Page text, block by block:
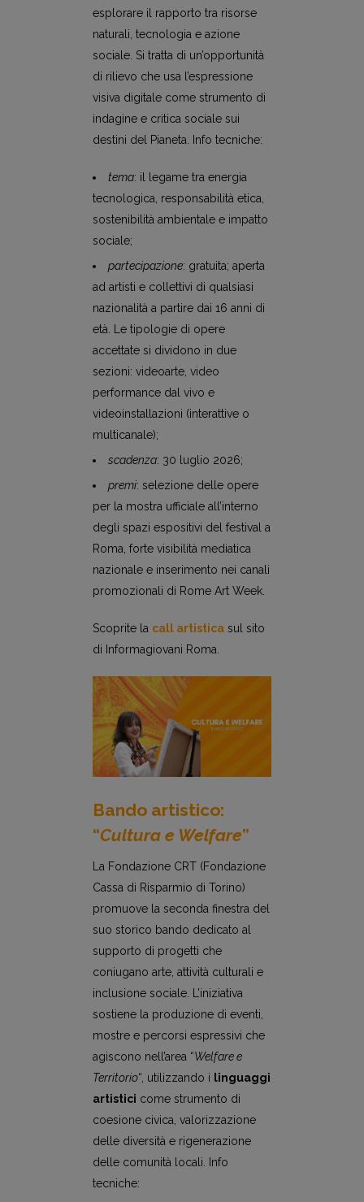
esplorare il rapporto tra risorse
naturali, tecnologia e azione
sociale. Si tratta di un’opportunità
di rilievo che usa l’espressione
visiva digitale come strumento di
indagine e critica sociale sui
destini del Pianeta. Info tecniche:
tema: il legame tra energia
tecnologica, responsabilità etica,
sostenibilità ambientale e impatto
sociale;
partecipazione: gratuita; aperta
ad artisti e collettivi di qualsiasi
nazionalità a partire dai 16 anni di
età. Le tipologie di opere
accettate si dividono in due
sezioni: videoarte, video
performance dal vivo e
videoinstallazioni (interattive o
multicanale);
scadenza: 30 luglio 2026;
premi: selezione delle opere
per la mostra ufficiale all’interno
degli spazi espositivi del festival a
Roma, forte visibilità mediatica
nazionale e inserimento nei canali
promozionali di Rome Art Week.
Scoprite la call artisticasul sito
di Informagiovani Roma.
Bando artistico:
“Cultura e Welfare”
La Fondazione CRT (Fondazione
Cassa di Risparmio di Torino)
promuove la seconda finestra del
suo storico bando dedicato al
supporto di progetti che
coniugano arte, attività culturali e
inclusione sociale. L’iniziativa
sostiene la produzione di eventi,
mostre e percorsi espressivi che
agiscono nell’area “Welfare e
Territorio“, utilizzando i linguaggi
artistici come strumento di
coesione civica, valorizzazione
delle diversità e rigenerazione
delle comunità locali. Info
tecniche: